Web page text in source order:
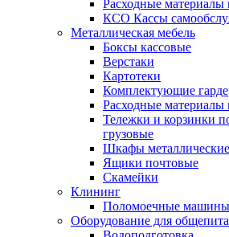
Расходные
КСО Кассы
Металлическая мебель
Боксы кассовые
Верстаки
Картотеки
Комплектующие
Расходные
Тележки и корзинки
грузовые
Шкафы металлические
Ящики почтовые
Скамейки
Клининг
Поломоечные машины
Оборудование для общепита